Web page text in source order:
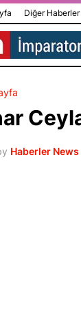
Diğer Haberler
Haberler News